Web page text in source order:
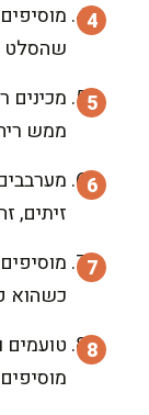
שהסלט
מכינים
ממש
זיתים,
כשהוא
טועמים